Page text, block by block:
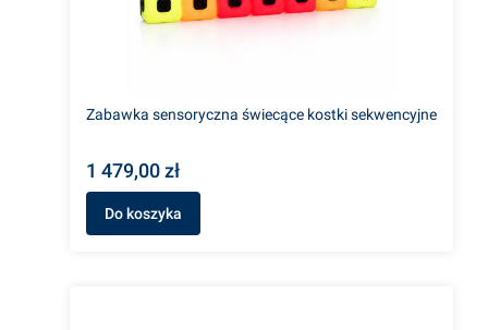
Zabawka sensoryczna świecące kostki sekwencyjne
1 479,00 zł
Do koszyka